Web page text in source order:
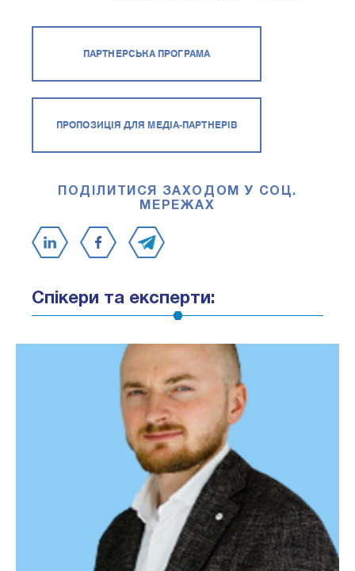
ПАРТНЕРСЬКА ПРОГРАМА
ПРОПОЗИЦІЯ ДЛЯ МЕДІА-ПАРТНЕРІВ
ПОДІЛИТИСЯ ЗАХОДОМ У СОЦ.
МЕРЕЖАХ
Спікери та експерти: